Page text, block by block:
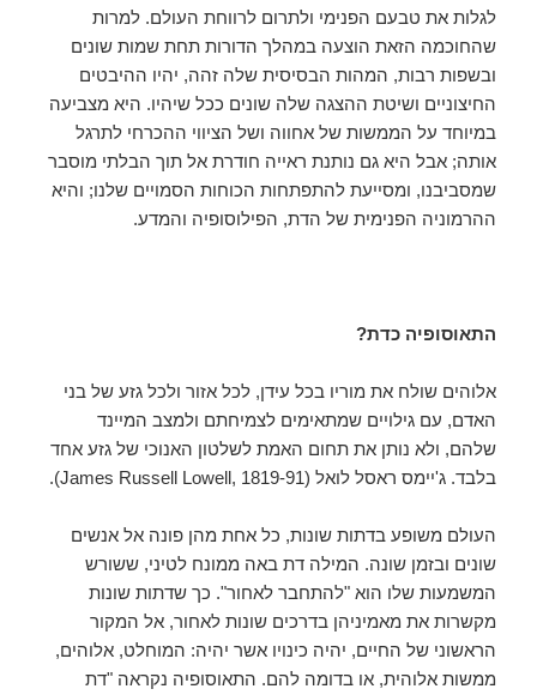
לגלות את טבעם הפנימי ולתרום לרווחת העולם. למרות
שהחוכמה הזאת הוצעה במהלך הדורות תחת שמות שונים
ובשפות רבות, המהות הבסיסית שלה זהה, יהיו ההיבטים
החיצוניים ושיטת ההצגה שלה שונים ככל שיהיו. היא מצביעה
במיוחד על הממשות של אחווה ושל הציווי ההכרחי לתרגל
אותה; אבל היא גם נותנת ראייה חודרת אל תוך הבלתי מוסבר
שמסביבנו, ומסייעת להתפתחות הכוחות הסמויים שלנו; והיא
ההרמוניה הפנימית של הדת, הפילוסופיה והמדע.
התאוסופיה כדת?
אלוהים שולח את מוריו בכל עידן, לכל אזור ולכל גזע של בני
האדם, עם גילויים שמתאימים לצמיחתם ולמצב המיינד
שלהם, ולא נותן את תחום האמת לשלטון האנוכי של גזע אחד
בלבד. ג'יימס ראסל לואל (James Russell Lowell, 1819-91).
העולם משופע בדתות שונות, כל אחת מהן פונה אל אנשים
שונים ובזמן שונה. המילה דת באה ממונח לטיני, ששורש
המשמעות שלו הוא "להתחבר לאחור". כך שדתות שונות
מקשרות את מאמיניהן בדרכים שונות לאחור, אל המקור
הראשוני של החיים, יהיה כינויו אשר יהיה: המוחלט, אלוהים,
ממשות אלוהית, או בדומה להם. התאוסופיה נקראה "דת